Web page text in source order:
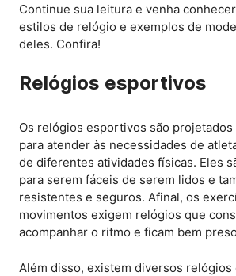
Continue sua leitura e venha
estilos de relógio e exemplos de
deles. Confira!
Relógios esportivos
Os relógios esportivos são
para atender às necessidades de
de diferentes atividades físicas. Eles
para serem fáceis de serem lidos e
resistentes e seguros. Afinal, os
movimentos exigem relógios que
acompanhar o ritmo e ficam bem
Além disso, existem diversos